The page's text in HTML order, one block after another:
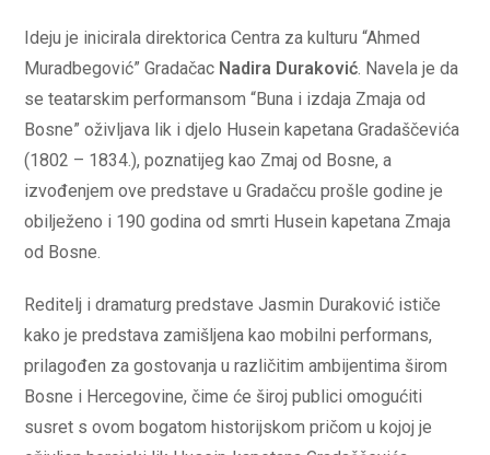
Ideju je inicirala direktorica Centra za kulturu “Ahmed
Muradbegović” Gradačac Nadira Duraković . Navela je da
se teatarskim performansom “Buna i izdaja Zmaja od
Bosne” oživljava lik i djelo Husein kapetana Gradaščevića
(1802 – 1834.), poznatijeg kao Zmaj od Bosne, a
izvođenjem ove predstave u Gradačcu prošle godine je
obilježeno i 190 godina od smrti Husein kapetana Zmaja
od Bosne.
Reditelj i dramaturg predstave Jasmin Duraković ističe
kako je predstava zamišljena kao mobilni performans,
prilagođen za gostovanja u različitim ambijentima širom
Bosne i Hercegovine, čime će široj publici omogućiti
susret s ovom bogatom historijskom pričom u kojoj je